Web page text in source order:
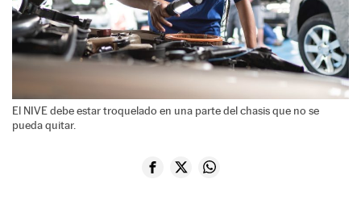
El NIVE debe estar troquelado en una parte del chasis que no se
pueda quitar.